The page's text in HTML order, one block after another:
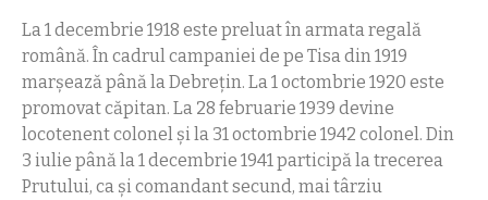
La 1 decembrie 1918 este preluat în armata regală
română. În cadrul campaniei de pe Tisa din 1919
marşează până la Debreţin. La 1 octombrie 1920 este
promovat căpitan. La 28 februarie 1939 devine
locotenent colonel şi la 31 octombrie 1942 colonel. Din
3 iulie până la 1 decembrie 1941 participă la trecerea
Prutului, ca şi comandant secund, mai târziu